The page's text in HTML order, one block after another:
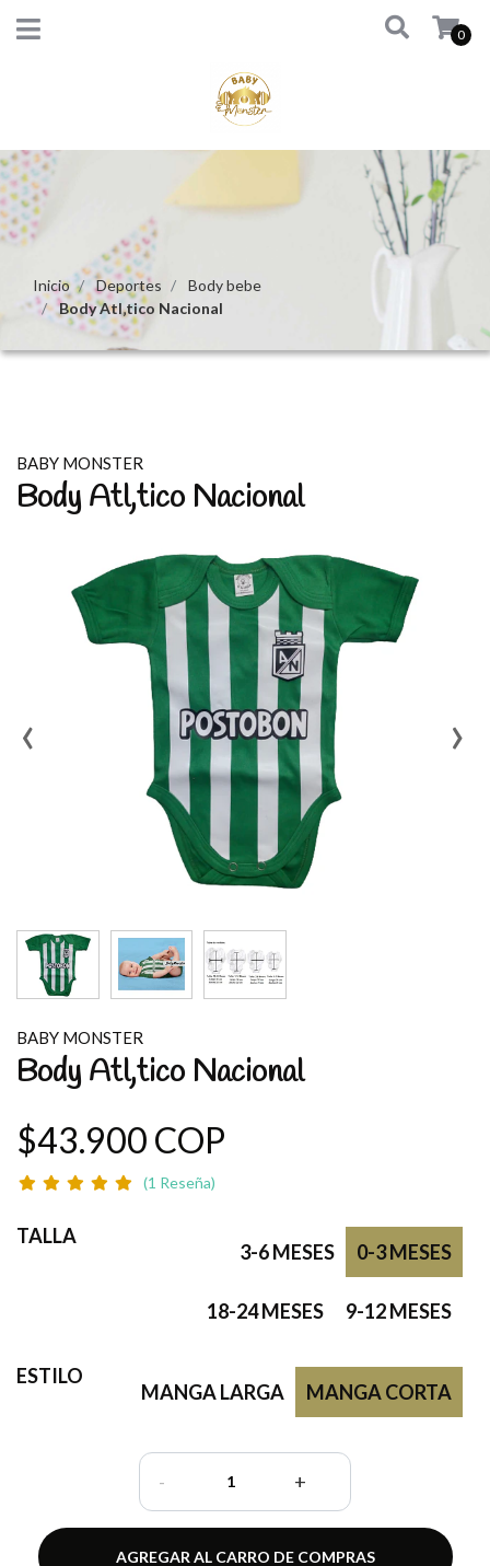
0
Inicio Deportes
Body bebe
Body Atl‚tico Nacional
BABY MONSTER
Body Atl‚tico Nacional
‹ ›
BABY MONSTER
Body Atl‚tico Nacional
$43.900 COP
(1 Reseña)
TALLA
0-3 MESES
3-6 MESES
9-12 MESES
18-24 MESES
ESTILO
MANGA CORTA
MANGA LARGA
- +